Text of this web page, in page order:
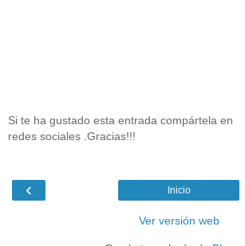
Si te ha gustado esta entrada compártela en
redes sociales .Gracias!!!
‹ Inicio
Ver versión web